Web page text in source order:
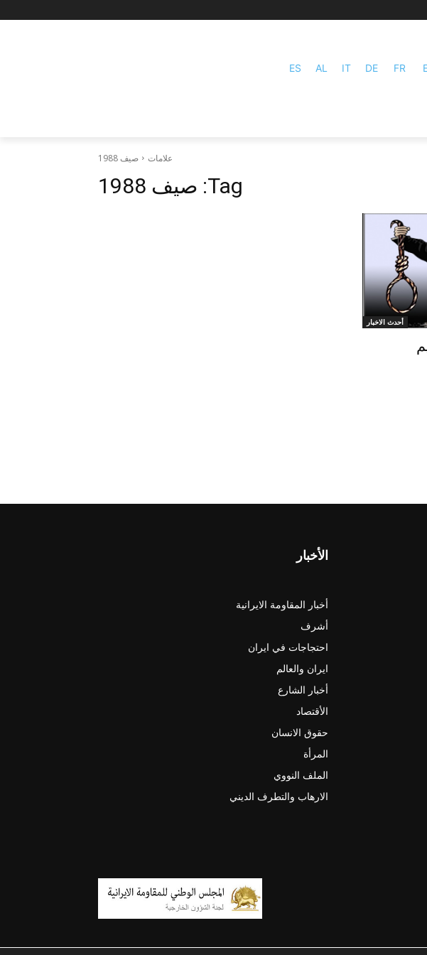
ES AL IT DE FR
علامات صيف 1988
Tag: صيف 1988
أحدث الاخبار
الأخبار
أخبار المقاومة الايرانية
أشرف
احتجاجات في ايران
ايران والعالم
أخبار الشارع
الأقتصاد
حقوق الانسان
المرأة
الملف النووي
الارهاب والتطرف الديني